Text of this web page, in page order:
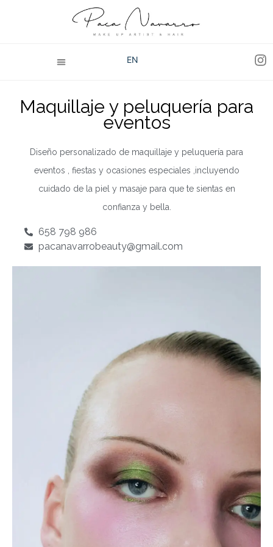
EN
Maquillaje y peluquería para
eventos
Diseño personalizado de maquillaje y peluquería para
eventos , fiestas y ocasiones especiales ,incluyendo
cuidado de la piel y masaje para que te sientas en
confianza y bella.
658 798 986
pacanavarrobeauty@gmail.com